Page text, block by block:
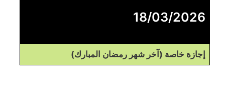
18/03/2026
إجازة خاصة (آخر شهر رمضان المبارك)